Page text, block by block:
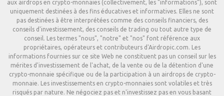
aux airdrops en crypto-monnaies (collectivement, les "informations"), sont
uniquement destinées à des fins éducatives et informatives. Elles ne sont
pas destinées à être interprétées comme des conseils financiers, des
conseils d'investissement, des conseils de trading ou tout autre type de
conseil. Les termes "nous", "notre" et "nos" font référence aux
propriétaires, opérateurs et contributeurs d'Airdropic.com. Les
informations fournies sur ce site Web ne constituent pas un conseil sur les
mérites d'investissement de l'achat, de la vente ou de la détention d'une
crypto-monnaie spécifique ou de la participation à un airdrops de crypto-
monnaie. Les investissements en crypto-monnaies sont volatiles et très
risqués par nature. Ne négociez pas et n'investissez pas en vous basant